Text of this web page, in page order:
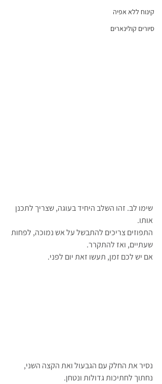
קינוח ללא אפיה
סיורים קולינארים
שימו לב. זהו השלב היחיד בעוגה, שצריך לתכנן
אותו.
התפוזים צריכים להתבשל על אש נמוכה, לפחות
שעתיים, ואז להתקרר.
אם יש לכם זמן, תעשו זאת יום לפני.
נסיר את החלק עם הגבעול ואת הקצה השני,
נחתוך לחתיכות גדולות ונטחן.